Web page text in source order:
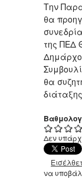
Την
θα
της ΠΕΔ
θα
Δεν
να